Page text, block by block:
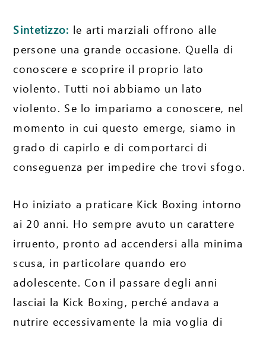
Sintetizzo: le arti marziali offrono alle
persone una grande occasione. Quella di
conoscere e scoprire il proprio lato
violento. Tutti noi abbiamo un lato
violento. Se lo impariamo a conoscere, nel
momento in cui questo emerge, siamo in
grado di capirlo e di comportarci di
conseguenza per impedire che trovi sfogo.
Ho iniziato a praticare Kick Boxing intorno
ai 20 anni. Ho sempre avuto un carattere
irruento, pronto ad accendersi alla minima
scusa, in particolare quando ero
adolescente. Con il passare degli anni
lasciai la Kick Boxing, perché andava a
nutrire eccessivamente la mia voglia di